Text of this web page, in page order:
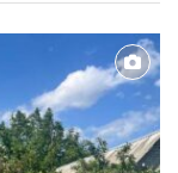
руки та ноги
3 серпня